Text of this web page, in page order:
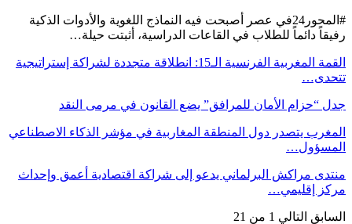
#المحور24 ​في عصر أصبحت فيه النماذج اللغوية والأدوات الذكية
رفيقاً دائماً للطلاب في القاعات الدراسية، أثبتت حيلة…
القمة المغربية الفرنسية الـ15: انطلاقة متجددة لشراكة إستراتيجية
تتحدى…
جدل “حزام الأمان للمرافق” يضع القانون في مرمى النقد
المغرب يتصدر دول المنطقة المغاربية في مؤشر الذكاء الاصطناعي
المسؤول…
منتدى مراكش البرلماني يدعو إلى شراكة اقتصادية أعمق وإحداث
مركز إقليمي…
السابق التالي 1 من 21